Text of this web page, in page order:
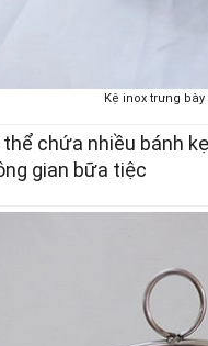
Kệ inox trưng
chứa nhiều bánh
gian bữa tiệc